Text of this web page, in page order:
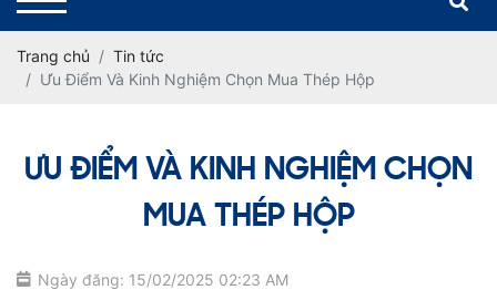
Trang chủ
Tin tức
Ưu Điểm Và Kinh Nghiệm Chọn Mua Thép Hộp
ƯU ĐIỂM VÀ KINH NGHIỆM CHỌN
MUA THÉP HỘP
Ngày đăng: 15/02/2025 02:23 AM